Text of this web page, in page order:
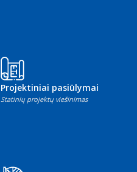
Projektiniai pasiūlymai
Statinių projektų viešinimas